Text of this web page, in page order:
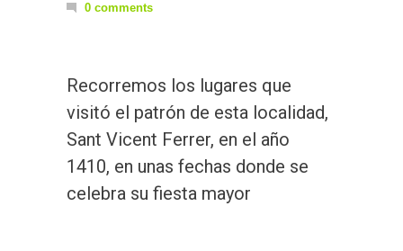
0 comments
Recorremos los lugares que
visitó el patrón de esta localidad,
Sant Vicent Ferrer, en el año
1410, en unas fechas donde se
celebra su fiesta mayor